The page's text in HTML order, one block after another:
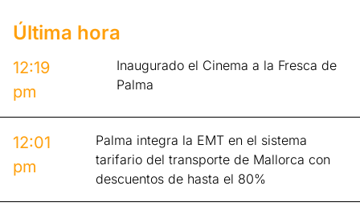
Última hora
12:19
pm
Inaugurado el Cinema a la Fresca de
Palma
12:01
pm
Palma integra la EMT en el sistema
tarifario del transporte de Mallorca con
descuentos de hasta el 80%